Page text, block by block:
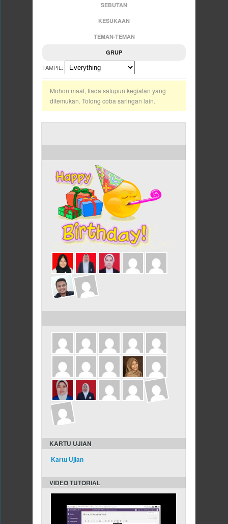
SEBUTAN
KESUKAAN
TEMAN-TEMAN
GRUP
TAMPIL:
Mohon maaf, tiada satupun kegiatan yang
ditemukan. Tolong coba saringan lain.
KARTU UJIAN
Kartu Ujian
VIDEO TUTORIAL